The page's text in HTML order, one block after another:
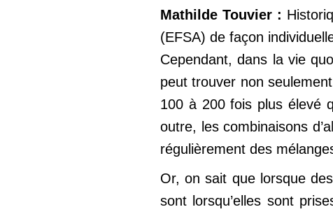
Mathilde Touvier :
(EFSA) de façon
Cependant, dans la vie
peut trouver non
100 à 200 fois plus élevé
outre, les combinaisons
régulièrement des
Or, on sait que lorsque
sont lorsqu’elles sont